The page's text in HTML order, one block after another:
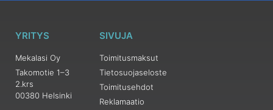
YRITYS
Mekalasi Oy
Takomotie 1–3
2.krs
00380 Helsinki
SIVUJA
Toimitusmaksut
Tietosuojaseloste
Toimitusehdot
Reklamaatio